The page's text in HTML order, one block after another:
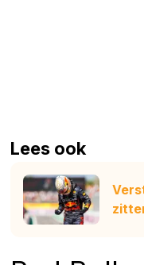
Lees ook